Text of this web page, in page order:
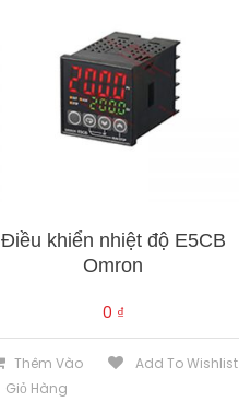
Điều khiển nhiệt độ E5CB
Omron
0 ₫
Thêm Vào
Giỏ Hàng
Add To Wishlist